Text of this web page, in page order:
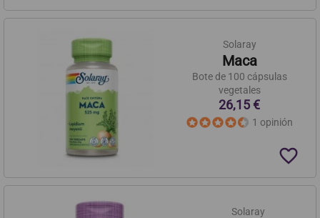
Solaray
Maca
Bote de 100 cápsulas
vegetales
26,15 €
1 opinión
favorite_border
Solaray